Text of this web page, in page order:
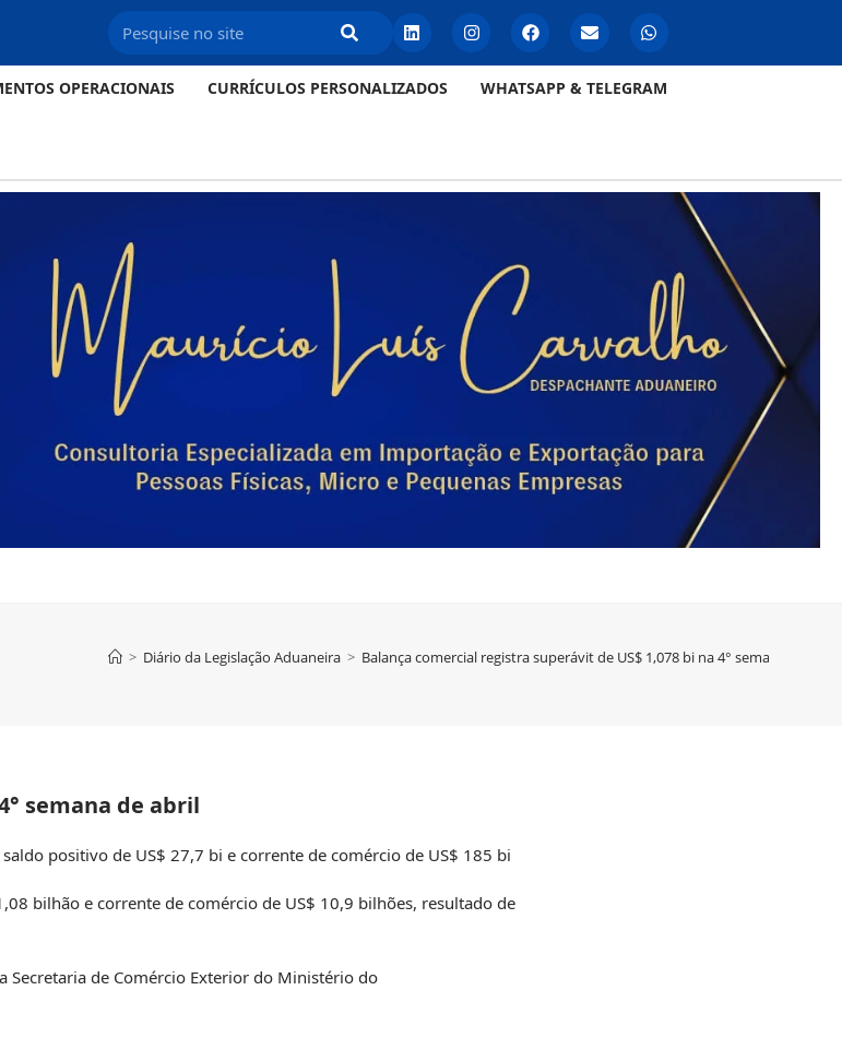
OPERACIONAIS CURRÍCULOS PERSONALIZADOS
WHATSAPP & TELEGRAM
> Diário da Legislação Aduaneira > Balança comercial registra superávit de US$ 1,078 bi na 4° semana de abril
semana de abril
positivo de US$ 27,7 bi e corrente de comércio de US$ 185 bi
bilhão e corrente de comércio de US$ 10,9 bilhões, resultado de
Secretaria de Comércio Exterior do Ministério do